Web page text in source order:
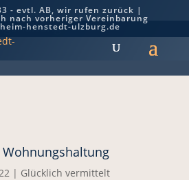
- evtl. AB, wir rufen zurück |
nach vorheriger Vereinbarung
henstedt-ulzburg.de
| Glücklich vermittelt